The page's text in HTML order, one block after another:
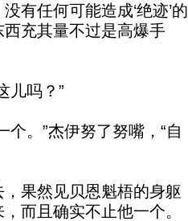
有任何可能造成‘绝迹’的
充其量不过是高爆手
吗？”
”杰伊努了努嘴，“自
然见贝恩魁梧的身躯
而且确实不止他一个。